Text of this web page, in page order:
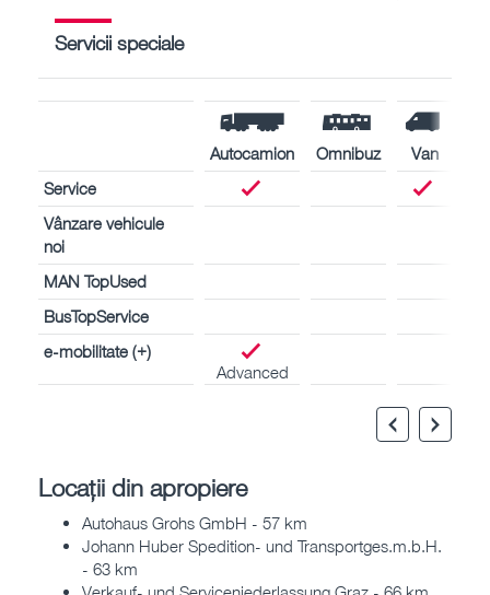
Servicii speciale
Autocamion Omnibuz
Van
Service
Vânzare vehicule
noi
MAN TopUsed
BusTopService
e-mobilitate (+)
Advanced
Locații din apropiere
Autohaus Grohs GmbH - 57 km
Johann Huber Spedition- und Transportges.m.b.H.
- 63 km